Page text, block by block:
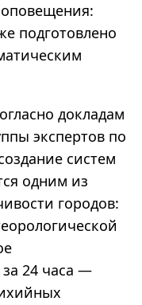
подготовлено
докладам
экспертов по
систем
одним из
городов:
24 часа —